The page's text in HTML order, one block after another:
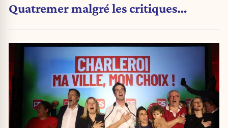
Quatremer malgré les critiques